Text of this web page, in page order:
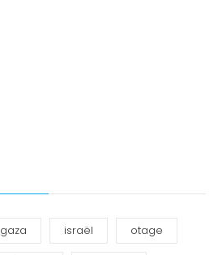
gaza israël otage